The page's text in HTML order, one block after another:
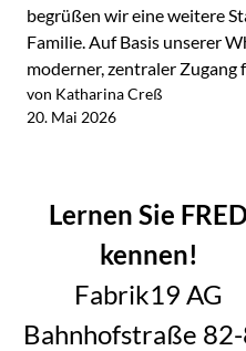
begrüßen wir eine weitere
Familie. Auf Basis unserer
moderner, zentraler Zugang
von Katharina Creß
20. Mai 2026
Lernen Sie
kennen!
Fabrik19 AG
Bahnhofstraße